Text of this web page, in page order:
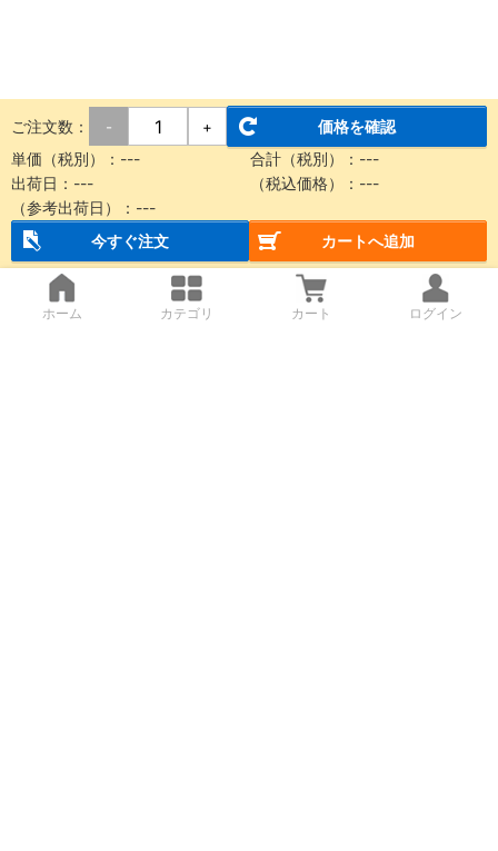
ご注文数： - +
価格を確認
単価（税別）： --- 合計（税別）： ---
出荷日： --- （税込価格）： ---
（参考出荷日）： ---
今すぐ注文
カートへ追加
ホーム カテゴリ カート ログイン